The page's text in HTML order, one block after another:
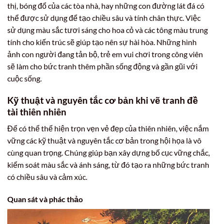
thị, bóng đổ của các tòa nhà, hay những con đường lát đá có
thể được sử dụng để tạo chiều sâu và tính chân thực. Việc
sử dụng màu sắc tươi sáng cho hoa cỏ và các tông màu trung
tính cho kiến trúc sẽ giúp tạo nên sự hài hòa. Những hình
ảnh con người đang tản bộ, trẻ em vui chơi trong công viên
sẽ làm cho bức tranh thêm phần sống động và gần gũi với
cuộc sống.
Kỹ thuật và nguyên tắc cơ bản khi vẽ tranh đề
tài thiên nhiên
Để có thể thể hiện trọn vẹn vẻ đẹp của thiên nhiên, việc nắm
vững các kỹ thuật và nguyên tắc cơ bản trong hội họa là vô
cùng quan trọng. Chúng giúp bạn xây dựng bố cục vững chắc,
kiểm soát màu sắc và ánh sáng, từ đó tạo ra những bức tranh
có chiều sâu và cảm xúc.
Quan sát và phác thảo